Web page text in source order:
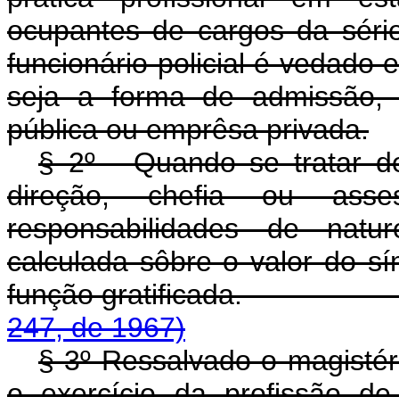
ocupantes de cargos da
funcionário policial é vedado
seja a forma de admissão,
pública ou emprêsa privada.
§ 2º - Quando se tratar
direção, chefia ou
responsabilidades de
calculada sôbre o valor do
função
247, de 1967)
§ 3º Ressalvado o